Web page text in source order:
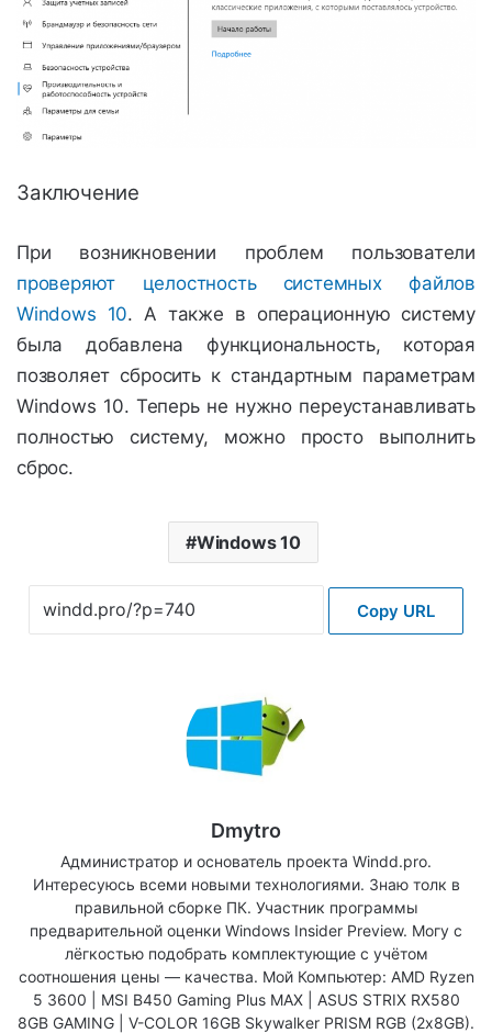
Заключение
При возникновении проблем пользователи
проверяют целостность системных файлов
Windows 10. А также в операционную систему
была добавлена функциональность, которая
позволяет сбросить к стандартным параметрам
Windows 10. Теперь не нужно переустанавливать
полностью систему, можно просто выполнить
сброс.
Windows 10
Copy URL
Dmytro
Администратор и основатель проекта Windd.pro.
Интересуюсь всеми новыми технологиями. Знаю толк в
правильной сборке ПК. Участник программы
предварительной оценки Windows Insider Preview. Могу с
лёгкостью подобрать комплектующие с учётом
соотношения цены — качества. Мой Компьютер: AMD Ryzen
5 3600 | MSI B450 Gaming Plus MAX | ASUS STRIX RX580
8GB GAMING | V-COLOR 16GB Skywalker PRISM RGB (2х8GB).